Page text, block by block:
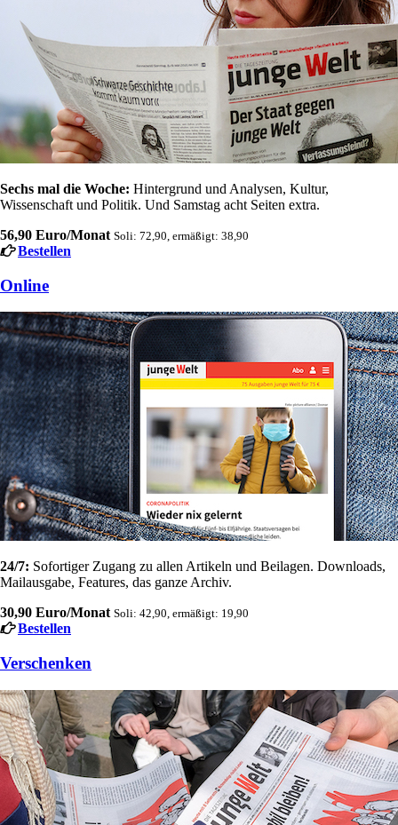
Sechs mal die Woche: Hintergrund und Analysen, Kultur,
Wissenschaft und Politik. Und Samstag acht Seiten extra.
56,90 Euro/Monat Soli: 72,90, ermäßigt: 38,90
Bestellen
Online
24/7: Sofortiger Zugang zu allen Artikeln und Beilagen. Downloads,
Mailausgabe, Features, das ganze Archiv.
30,90 Euro/Monat Soli: 42,90, ermäßigt: 19,90
Bestellen
Verschenken